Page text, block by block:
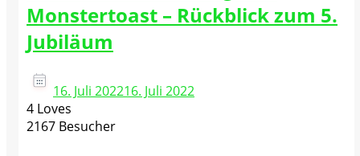
Monstertoast – Rückblick zum 5.
Jubiläum
16. Juli 202216. Juli 2022
4 Loves
2167 Besucher